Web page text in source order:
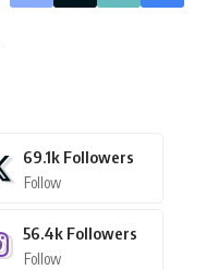
69.1k Followers
Follow
56.4k Followers
Follow